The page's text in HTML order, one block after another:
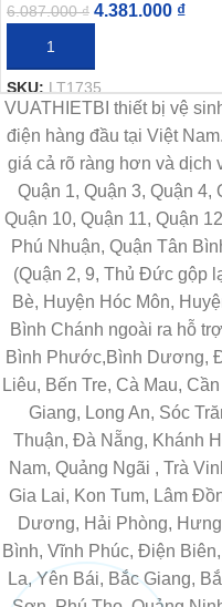
6.087.000₫ 4.381.000 ₫
THÊM VÀO GIỎ HÀNG
SKU:LT1735
VUATHIETBI thiết bị vệ
điện hàng đầu tại Việt
giá cả rõ ràng hơn và dịch
Quận 1, Quận 3, Quận 4,
Quận 10, Quận 11, Quận
Phú Nhuận, Quận Tân
(Quận 2, 9, Thủ Đức gộp
Bè, Huyện Hóc Môn,
Bình Chánh ngoài ra hỗ
Bình Phước,Bình Dương,
Liêu, Bến Tre, Cà Mau,
Giang, Long An, Sóc
Thuận, Đà Nẵng, Khánh
Nam, Quảng Ngãi , Trà
Gia Lai, Kon Tum, Lâm
Dương, Hải Phòng,
Bình, Vĩnh Phúc, Điện
La, Yên Bái, Bắc Giang,